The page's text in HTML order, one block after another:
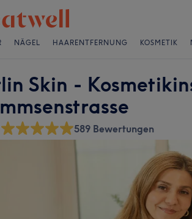
NÄGEL HAARENTFERNUNG KOSMETIK
Skin -
589 Bewertungen